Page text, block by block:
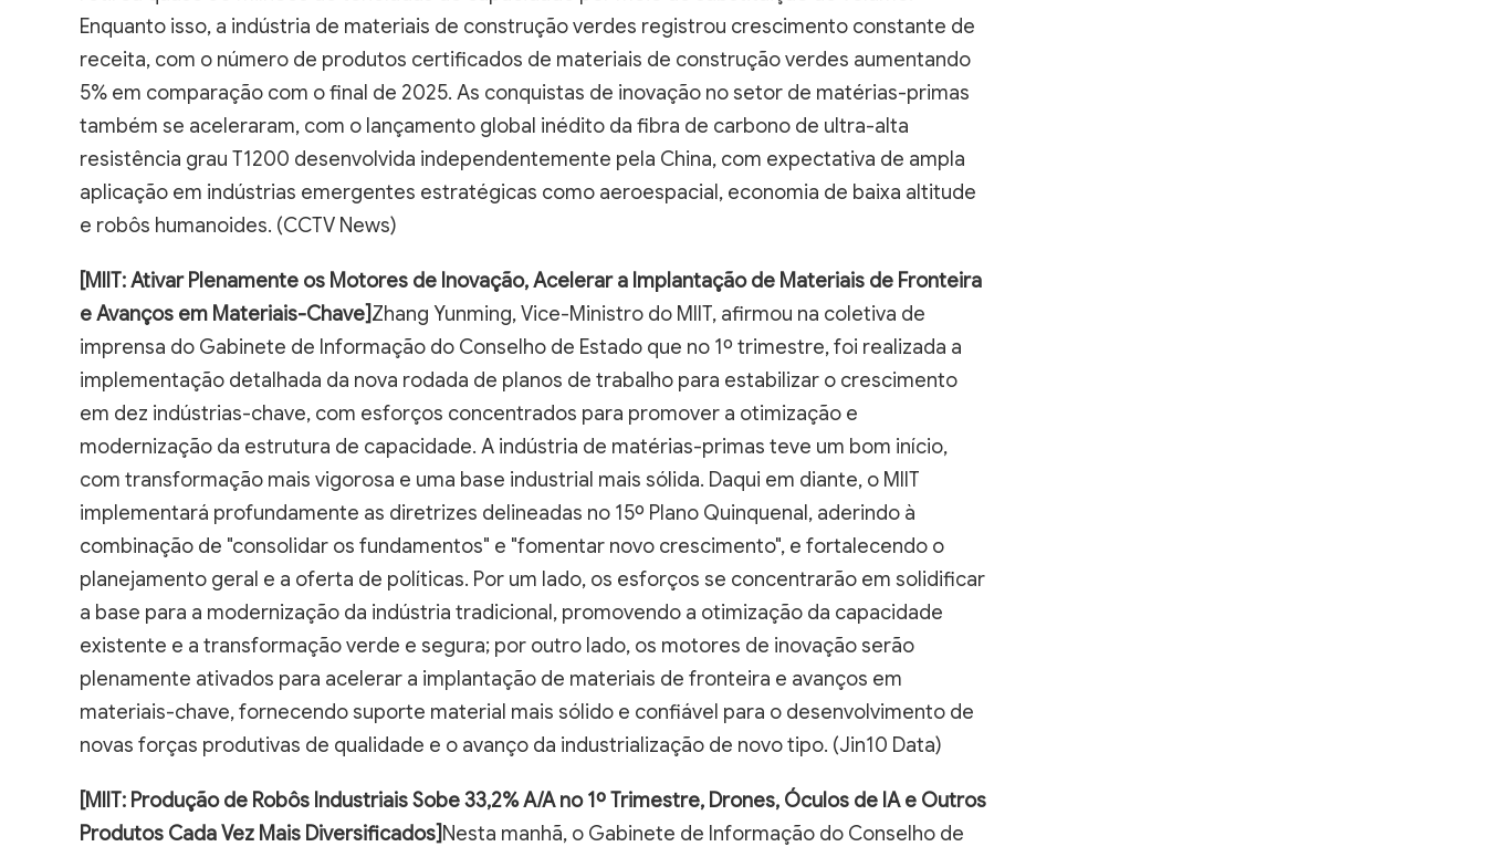
Enquanto isso, a indústria de materiais de construção verdes registrou crescimento constante de
receita, com o número de produtos certificados de materiais de construção verdes aumentando
5% em comparação com o final de 2025. As conquistas de inovação no setor de matérias-primas
também se aceleraram, com o lançamento global inédito da fibra de carbono de ultra-alta
resistência grau T1200 desenvolvida independentemente pela China, com expectativa de ampla
aplicação em indústrias emergentes estratégicas como aeroespacial, economia de baixa altitude
e robôs humanoides. (CCTV News)
[MIIT: Ativar Plenamente os Motores de Inovação, Acelerar a Implantação de Materiais de Fronteira
e Avanços em Materiais-Chave]Zhang Yunming, Vice-Ministro do MIIT, afirmou na coletiva de
imprensa do Gabinete de Informação do Conselho de Estado que no 1º trimestre, foi realizada a
implementação detalhada da nova rodada de planos de trabalho para estabilizar o crescimento
em dez indústrias-chave, com esforços concentrados para promover a otimização e
modernização da estrutura de capacidade. A indústria de matérias-primas teve um bom início,
com transformação mais vigorosa e uma base industrial mais sólida. Daqui em diante, o MIIT
implementará profundamente as diretrizes delineadas no 15º Plano Quinquenal, aderindo à
combinação de "consolidar os fundamentos" e "fomentar novo crescimento", e fortalecendo o
planejamento geral e a oferta de políticas. Por um lado, os esforços se concentrarão em solidificar
a base para a modernização da indústria tradicional, promovendo a otimização da capacidade
existente e a transformação verde e segura; por outro lado, os motores de inovação serão
plenamente ativados para acelerar a implantação de materiais de fronteira e avanços em
materiais-chave, fornecendo suporte material mais sólido e confiável para o desenvolvimento de
novas forças produtivas de qualidade e o avanço da industrialização de novo tipo. (Jin10 Data)
[MIIT: Produção de Robôs Industriais Sobe 33,2% A/A no 1º Trimestre, Drones, Óculos de IA e Outros
Produtos Cada Vez Mais Diversificados] Nesta manhã, o Gabinete de Informação do Conselho de